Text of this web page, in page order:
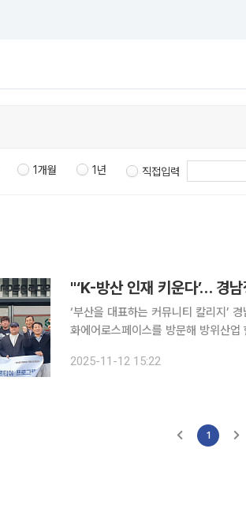
1개월 1년 직접입력
‘부산을 대표하는 커뮤니티 칼리지’
화에어로스페이스를 방문해 방위산업
2025-11-12 15:22
1